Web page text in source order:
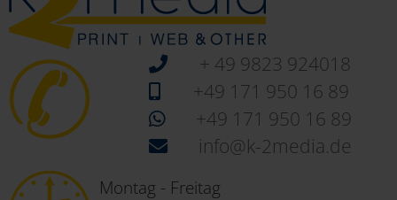
+ 49 9823 924018
+49 171 950 16 89
+49 171 950 16 89
info@k-2media.de
Montag - Freitag